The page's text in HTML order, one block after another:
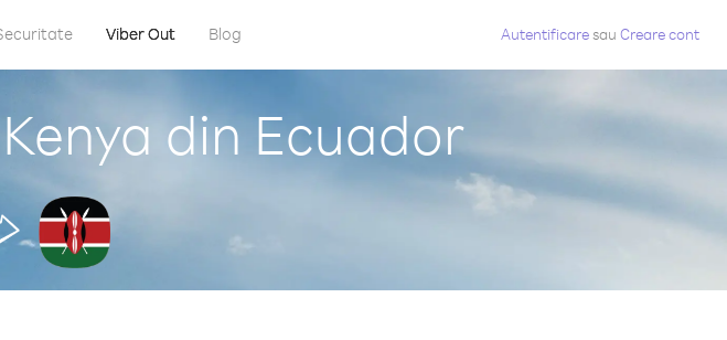
Viber Out Blog Autentificaresau Creare cont
din Ecuador